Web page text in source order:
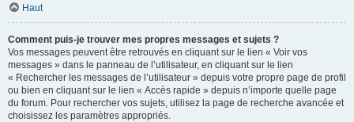
Haut
Comment puis-je trouver mes propres messages et sujets ?
Vos messages peuvent être retrouvés en cliquant sur le lien « Voir vos
messages » dans le panneau de l’utilisateur, en cliquant sur le lien
« Rechercher les messages de l’utilisateur » depuis votre propre page de profil
ou bien en cliquant sur le lien « Accès rapide » depuis n’importe quelle page
du forum. Pour rechercher vos sujets, utilisez la page de recherche avancée et
choisissez les paramètres appropriés.